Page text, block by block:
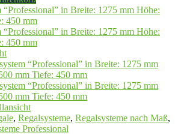
, Regalsysteme, Regalsysteme nach Maß,
Professional